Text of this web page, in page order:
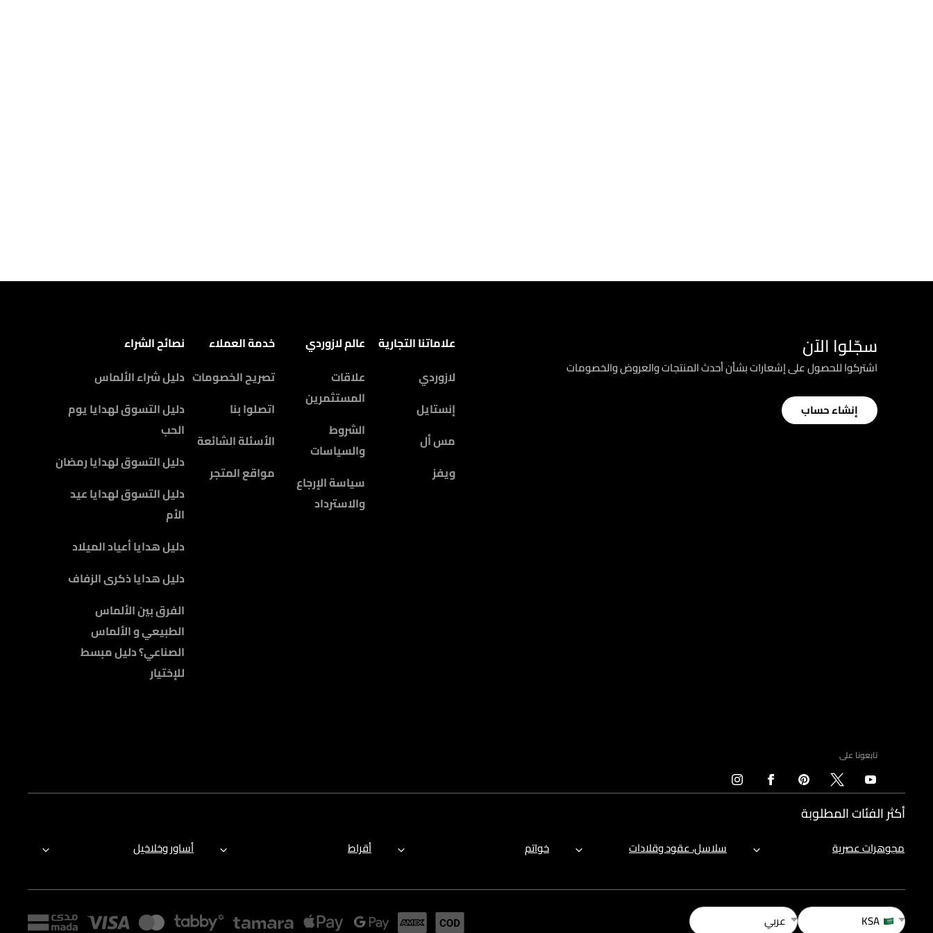
سجّلوا الآن
اشتركوا للحصول على إشعارات بشأن أحدث المنتجات والعروض والخصومات
إنشاء حساب
علاماتنا التجارية
لازوردي
إنستايل
مس أل
ويفز
عالم لازوردي
علاقات
المستثمرين
الشروط
والسياسات
سياسة الإرجاع
والاسترداد
خدمة العملاء
تصريح الخصومات
اتصلوا بنا
الأسئلة الشائعة
مواقع المتجر
نصائح الشراء
دليل شراء الألماس
دليل التسوق لهدايا يوم
الحب
دليل التسوق لهدايا رمضان
دليل التسوق لهدايا عيد
الأم
دليل هدايا أعياد الميلاد
دليل هدايا ذكرى الزفاف
الفرق بين الألماس
الطبيعي و الألماس
الصناعي؟ دليل مبسط
للإختيار
تابعونا على
أكثر الفئات المطلوبة
مجوهرات عصرية سلاسل، عقود وقلادات خواتم أقراط أساور وخلاخيل
KSA عربي